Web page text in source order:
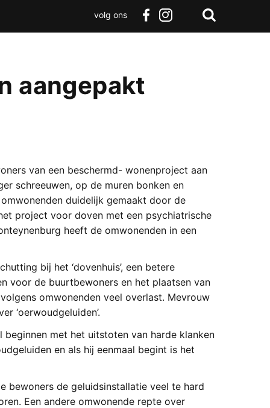
volg ons
aangepakt
van een beschermd- wonenproject aan
schreeuwen, op de muren bonken en
duidelijk gemaakt door de
project voor doven met een psychiatrische
heeft de omwonenden in een
bij het ‘dovenhuis’, een betere
voor de buurtbewoners en het plaatsen van
omwonenden veel overlast. Mevrouw
‘oerwoudgeluiden’.
beginnen met het uitstoten van harde klanken
en als hij eenmaal begint is het
bewoners de geluidsinstallatie veel te hard
Een andere omwonende repte over
Zoeken
Terug